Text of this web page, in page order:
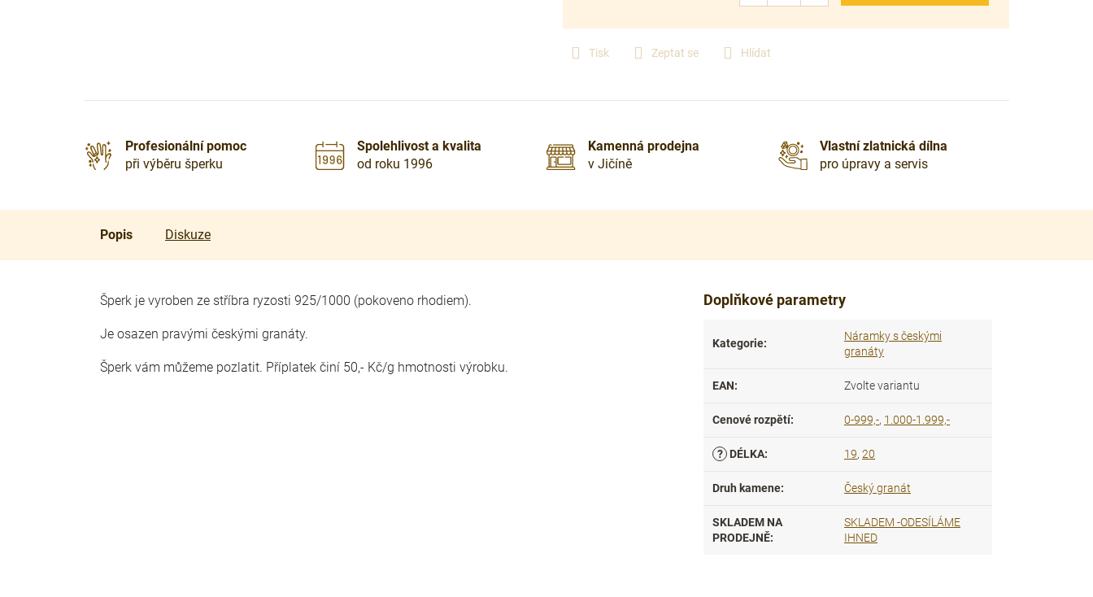
Tisk Zeptat se Hlídat
Profesionální pomoc
při výběru šperku
Spolehlivost a kvalita
od roku 1996
Kamenná prodejna
v Jičíně
Vlastní zlatnická dílna
pro úpravy a servis
Popis Diskuze
Šperk je vyroben ze stříbra ryzosti 925/1000 (pokoveno rhodiem).
Je osazen pravými českými granáty.
Šperk vám můžeme pozlatit. Příplatek činí 50,- Kč/g hmotnosti výrobku.
Doplňkové parametry
Kategorie:
Náramky s českými
granáty
EAN: Zvolte variantu
Cenové rozpětí: 0-999,-, 1.000-1.999,-
? DÉLKA: 19,20
Druh kamene: Český granát
SKLADEM NA
PRODEJNĚ:
SKLADEM -ODESÍLÁME
IHNED